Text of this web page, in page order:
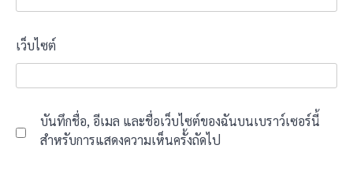
เว็บไซต์
บันทึกชื่อ, อีเมล และชื่อเว็บไซต์ของฉันบนเบราว์เซอร์นี้
สำหรับการแสดงความเห็นครั้งถัดไป